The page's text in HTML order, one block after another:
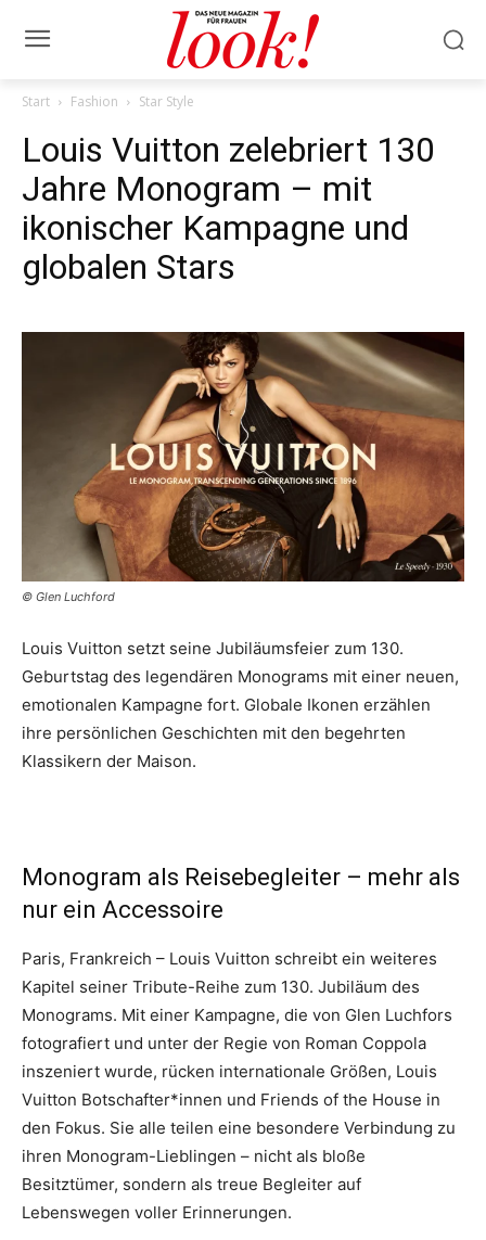
Start Fashion Star Style
Louis Vuitton zelebriert 130
Jahre Monogram – mit
ikonischer Kampagne und
globalen Stars
© Glen Luchford
Louis Vuitton setzt seine Jubiläumsfeier zum 130.
Geburtstag des legendären Monograms mit einer neuen,
emotionalen Kampagne fort. Globale Ikonen erzählen
ihre persönlichen Geschichten mit den begehrten
Klassikern der Maison.
Monogram als Reisebegleiter – mehr als
nur ein Accessoire
Paris, Frankreich – Louis Vuitton schreibt ein weiteres
Kapitel seiner Tribute-Reihe zum 130. Jubiläum des
Monograms. Mit einer Kampagne, die von Glen Luchfors
fotografiert und unter der Regie von Roman Coppola
inszeniert wurde, rücken internationale Größen, Louis
Vuitton Botschafter*innen und Friends of the House in
den Fokus. Sie alle teilen eine besondere Verbindung zu
ihren Monogram-Lieblingen – nicht als bloße
Besitztümer, sondern als treue Begleiter auf
Lebenswegen voller Erinnerungen.